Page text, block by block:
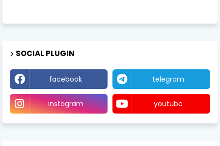
SOCIAL PLUGIN
facebook telegram
instagram youtube